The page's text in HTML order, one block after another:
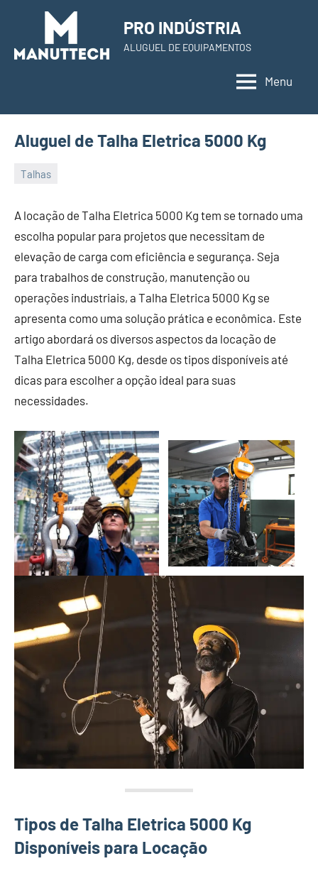
content
PRO INDÚSTRIA
ALUGUEL DE EQUIPAMENTOS
Menu
Aluguel de Talha Eletrica 5000 Kg
Talhas
November
de
2023
A locação de Talha Eletrica 5000 Kg tem se tornado uma
escolha popular para projetos que necessitam de
elevação de carga com eficiência e segurança. Seja
para trabalhos de construção, manutenção ou
operações industriais, a Talha Eletrica 5000 Kg se
apresenta como uma solução prática e econômica. Este
artigo abordará os diversos aspectos da locação de
Talha Eletrica 5000 Kg, desde os tipos disponíveis até
dicas para escolher a opção ideal para suas
necessidades.
Tipos de Talha Eletrica 5000 Kg
Disponíveis para Locação